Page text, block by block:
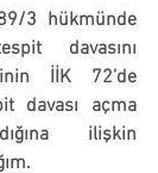
davasını
İİK 72’de
davası açma
ilişkin